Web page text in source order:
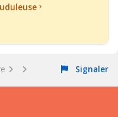
Signaler